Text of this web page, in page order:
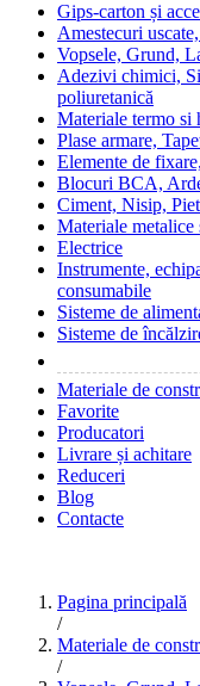
Gips-carton și
Amestecuri
Vopsele, Grund,
Adezivi chimici,
poliuretanică
Materiale termo si
Plase armare,
Elemente de
Blocuri BCA,
Ciment, Nisip,
Materiale metalice
Electrice
Instrumente,
consumabile
Sisteme de
Sisteme de
Materiale de
Favorite
Producatori
Livrare și achitare
Reduceri
Blog
Contacte
Pagina principală
/
Materiale de
/